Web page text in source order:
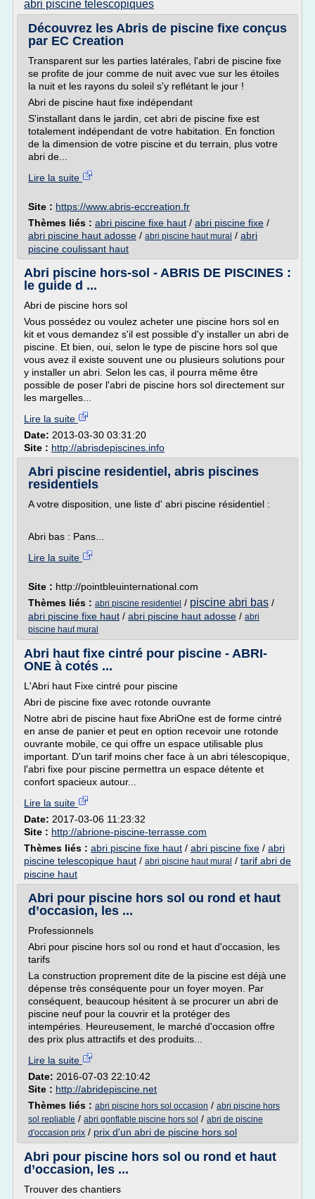
abri piscine telescopiques
Découvrez les Abris de piscine fixe conçus
par EC Creation
Transparent sur les parties latérales, l'abri de piscine fixe
se profite de jour comme de nuit avec vue sur les étoiles
la nuit et les rayons du soleil s'y reflétant le jour !
Abri de piscine haut fixe indépendant
S'installant dans le jardin, cet abri de piscine fixe est
totalement indépendant de votre habitation. En fonction
de la dimension de votre piscine et du terrain, plus votre
abri de...
Lire la suite
Site : https://www.abris-eccreation.fr
Thèmes liés : abri piscine fixe haut / abri piscine fixe /
abri piscine haut adosse / abri piscine haut mural / abri
piscine coulissant haut
Abri piscine hors-sol - ABRIS DE PISCINES :
le guide d ...
Abri de piscine hors sol
Vous possédez ou voulez acheter une piscine hors sol en
kit et vous demandez s'il est possible d'y installer un abri de
piscine. Et bien, oui, selon le type de piscine hors sol que
vous avez il existe souvent une ou plusieurs solutions pour
y installer un abri. Selon les cas, il pourra même être
possible de poser l'abri de piscine hors sol directement sur
les margelles...
Lire la suite
Date: 2013-03-30 03:31:20
Site : http://abrisdepiscines.info
Abri piscine residentiel, abris piscines
residentiels
A votre disposition, une liste d' abri piscine résidentiel :
Abri bas : Pans...
Lire la suite
Site : http://pointbleuinternational.com
Thèmes liés : abri piscine residentiel / piscine abri bas /
abri piscine fixe haut / abri piscine haut adosse / abri
piscine haut mural
Abri haut fixe cintré pour piscine - ABRI-
ONE à cotés ...
L'Abri haut Fixe cintré pour piscine
Abri de piscine fixe avec rotonde ouvrante
Notre abri de piscine haut fixe AbriOne est de forme cintré
en anse de panier et peut en option recevoir une rotonde
ouvrante mobile, ce qui offre un espace utilisable plus
important. D'un tarif moins cher face à un abri télescopique,
l'abri fixe pour piscine permettra un espace détente et
confort spacieux autour...
Lire la suite
Date: 2017-03-06 11:23:32
Site : http://abrione-piscine-terrasse.com
Thèmes liés : abri piscine fixe haut / abri piscine fixe / abri
piscine telescopique haut / abri piscine haut mural / tarif abri de
piscine haut
Abri pour piscine hors sol ou rond et haut
d’occasion, les ...
Professionnels
Abri pour piscine hors sol ou rond et haut d'occasion, les
tarifs
La construction proprement dite de la piscine est déjà une
dépense très conséquente pour un foyer moyen. Par
conséquent, beaucoup hésitent à se procurer un abri de
piscine neuf pour la couvrir et la protéger des
intempéries. Heureusement, le marché d'occasion offre
des prix plus attractifs et des produits...
Lire la suite
Date: 2016-07-03 22:10:42
Site : http://abridepiscine.net
Thèmes liés : abri piscine hors sol occasion / abri piscine hors
sol repliable / abri gonflable piscine hors sol / abri de piscine
d'occasion prix / prix d'un abri de piscine hors sol
Abri pour piscine hors sol ou rond et haut
d’occasion, les ...
Trouver des chantiers